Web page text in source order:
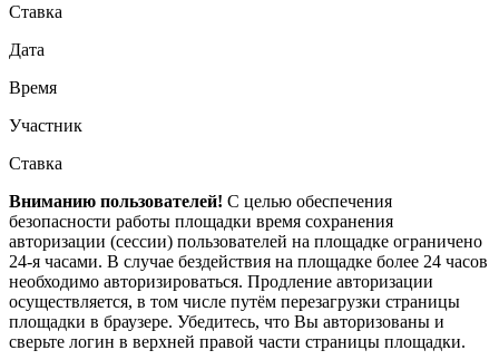
Ставка
Дата
Время
Участник
Ставка
Вниманию пользователей! С целью обеспечения
безопасности работы площадки время сохранения
авторизации (сессии) пользователей на площадке ограничено
24-я часами. В случае бездействия на площадке более 24 часов
необходимо авторизироваться. Продление авторизации
осуществляется, в том числе путём перезагрузки страницы
площадки в браузере. Убедитесь, что Вы авторизованы и
сверьте логин в верхней правой части страницы площадки.